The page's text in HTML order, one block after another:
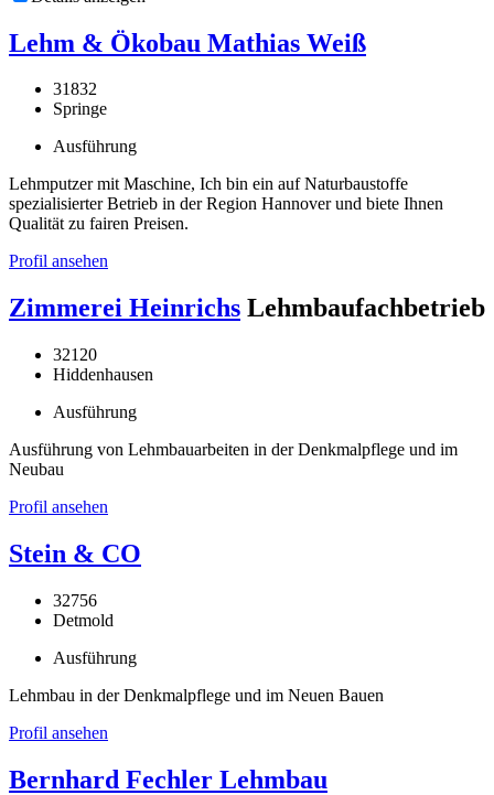
Lehm & Ökobau Mathias Weiß
31832
Springe
Ausführung
Lehmputzer mit Maschine, Ich bin ein auf Naturbaustoffe
spezialisierter Betrieb in der Region Hannover und biete Ihnen
Qualität zu fairen Preisen.
Profil ansehen
Zimmerei Heinrichs Lehmbaufachbetrieb
32120
Hiddenhausen
Ausführung
Ausführung von Lehmbauarbeiten in der Denkmalpflege und im
Neubau
Profil ansehen
Stein & CO
32756
Detmold
Ausführung
Lehmbau in der Denkmalpflege und im Neuen Bauen
Profil ansehen
Bernhard Fechler Lehmbau